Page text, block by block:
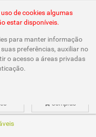
Compras
de cookies algumas
estar disponíveis.
para manter informação
preferências, auxiliar no
o acesso a áreas privadas